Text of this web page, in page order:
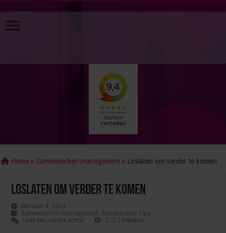
Home » Samenwerken management » Loslaten om verder te komen
Loslaten om verder te komen
februari 4, 2014
Samenwerken management, Secretaresse Tips
Laat een reactie achter
2,712 Bekeken